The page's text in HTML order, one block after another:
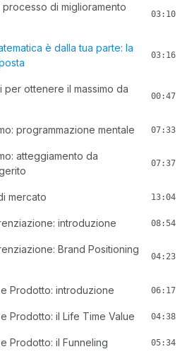
processo di miglioramento
03:10
è dalla tua parte: la
03:16
per ottenere il massimo da
00:47
programmazione mentale 07:33
atteggiamento da
07:37
mercato 13:04
introduzione 08:54
Brand Positioning
04:23
Prodotto: introduzione 06:17
Prodotto: il Life Time Value 04:38
Prodotto: il Funneling 05:34